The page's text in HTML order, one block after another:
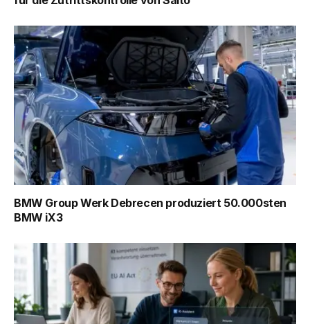
BMW Group Werk Debrecen produziert 50.000sten
BMW iX3